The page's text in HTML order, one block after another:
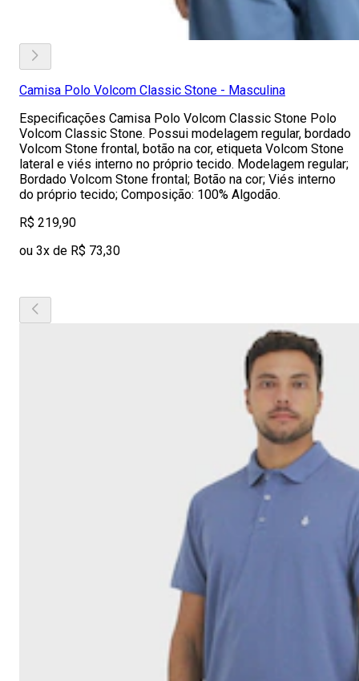
Camisa Polo Volcom Classic Stone - Masculina
Especificações Camisa Polo Volcom Classic Stone Polo
Volcom Classic Stone. Possui modelagem regular, bordado
Volcom Stone frontal, botão na cor, etiqueta Volcom Stone
lateral e viés interno no próprio tecido. Modelagem regular;
Bordado Volcom Stone frontal; Botão na cor; Viés interno
do próprio tecido; Composição: 100% Algodão.
R$ 219,90
ou 3x de R$ 73,30